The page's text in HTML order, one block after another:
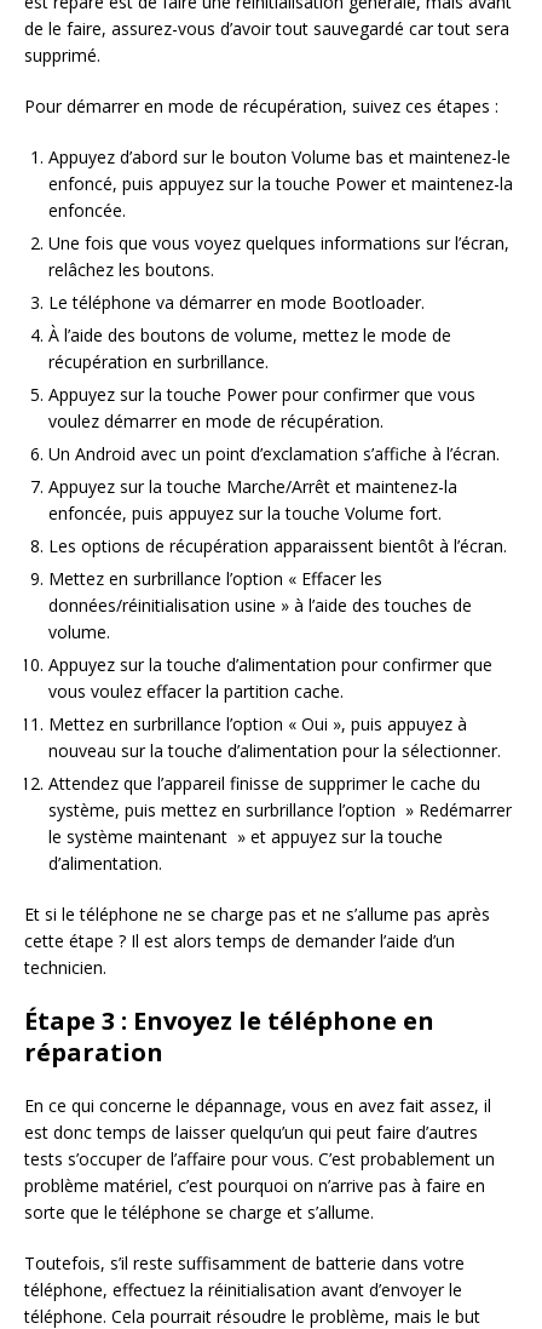
de le faire, assurez-vous d’avoir tout sauvegardé car tout sera
supprimé.
Pour démarrer en mode de récupération, suivez ces étapes :
Appuyez d’abord sur le bouton Volume bas et maintenez-le
enfoncé, puis appuyez sur la touche Power et maintenez-la
enfoncée.
Une fois que vous voyez quelques informations sur l’écran,
relâchez les boutons.
Le téléphone va démarrer en mode Bootloader.
À l’aide des boutons de volume, mettez le mode de
récupération en surbrillance.
Appuyez sur la touche Power pour confirmer que vous
voulez démarrer en mode de récupération.
Un Android avec un point d’exclamation s’affiche à l’écran.
Appuyez sur la touche Marche/Arrêt et maintenez-la
enfoncée, puis appuyez sur la touche Volume fort.
Les options de récupération apparaissent bientôt à l’écran.
Mettez en surbrillance l’option « Effacer les
données/réinitialisation usine » à l’aide des touches de
volume.
Appuyez sur la touche d’alimentation pour confirmer que
vous voulez effacer la partition cache.
Mettez en surbrillance l’option « Oui », puis appuyez à
nouveau sur la touche d’alimentation pour la sélectionner.
Attendez que l’appareil finisse de supprimer le cache du
système, puis mettez en surbrillance l’option » Redémarrer
le système maintenant » et appuyez sur la touche
d’alimentation.
Et si le téléphone ne se charge pas et ne s’allume pas après
cette étape ? Il est alors temps de demander l’aide d’un
technicien.
Étape 3 : Envoyez le téléphone en
réparation
En ce qui concerne le dépannage, vous en avez fait assez, il
est donc temps de laisser quelqu’un qui peut faire d’autres
tests s’occuper de l’affaire pour vous. C’est probablement un
problème matériel, c’est pourquoi on n’arrive pas à faire en
sorte que le téléphone se charge et s’allume.
Toutefois, s’il reste suffisamment de batterie dans votre
téléphone, effectuez la réinitialisation avant d’envoyer le
téléphone. Cela pourrait résoudre le problème, mais le but